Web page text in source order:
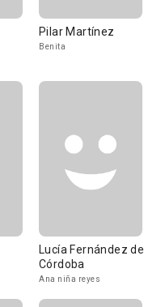
Pilar Martínez
Benita
Lucía Fernández de
Córdoba
Ana niña reyes